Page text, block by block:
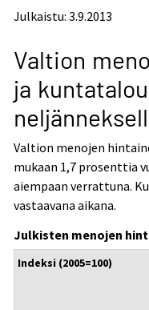
Julkaistu: 3.9.2013
Valtion
ja
Valtion menojen
mukaan 1,7 prosenttia
aiempaan verrattuna.
vastaavana aikana.
Julkisten menojen
Indeksi (2005=100)